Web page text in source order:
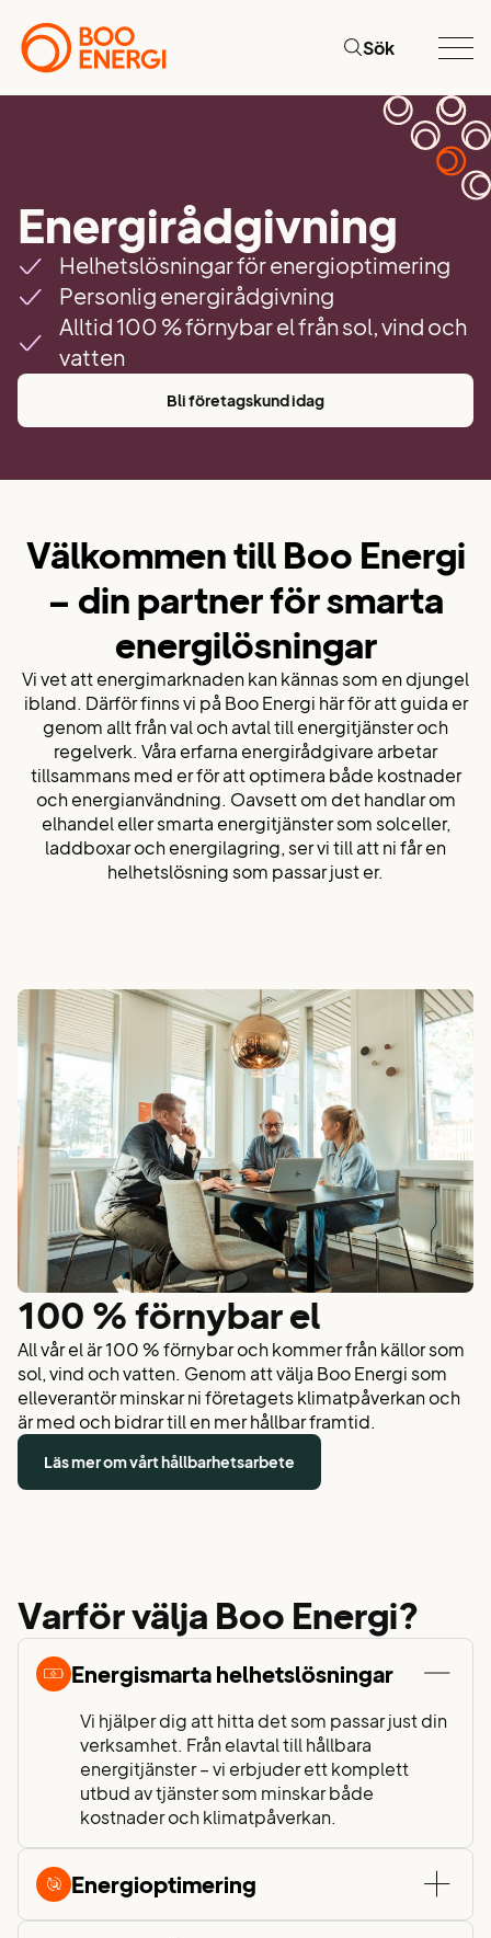
Sök
Energirådgivning
Helhetslösningar för energioptimering
Personlig energirådgivning
Alltid 100 % förnybar el från sol, vind och
vatten
Bli företagskund idag
Välkommen till Boo Energi
– din partner för smarta
energilösningar
Vi vet att energimarknaden kan kännas som en djungel
ibland. Därför finns vi på Boo Energi här för att guida er
genom allt från val och avtal till energitjänster och
regelverk. Våra erfarna energirådgivare arbetar
tillsammans med er för att optimera både kostnader
och energi­användning. Oavsett om det handlar om
elhandel eller smarta energitjänster som solceller,
laddboxar och energilagring, ser vi till att ni får en
helhetslösning som passar just er.
100 % förnybar el
All vår el är 100 % förnybar och kommer från källor som
sol, vind och vatten. Genom att välja Boo Energi som
elleverantör minskar ni företagets klimatpåverkan och
är med och bidrar till en mer hållbar framtid.
Läs mer om vårt hållbarhetsarbete
Varför välja Boo Energi?
Energismarta helhetslösningar
Vi hjälper dig att hitta det som passar just din
verksamhet. Från elavtal till hållbara
energitjänster – vi erbjuder ett komplett
utbud av tjänster som minskar både
kostnader och klimatpåverkan.
Energioptimering